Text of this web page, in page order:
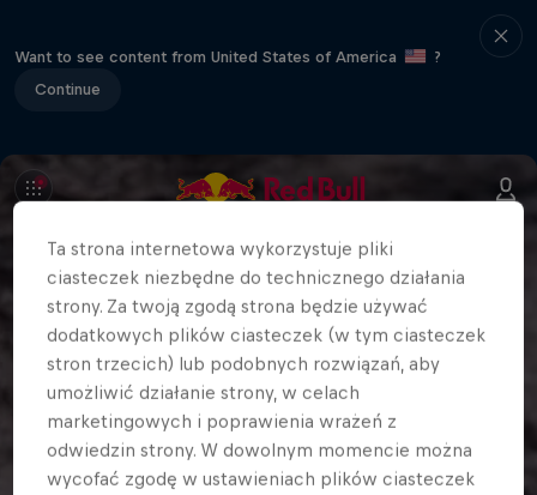
Want to see content from United States of America
?
Continue
Ta strona internetowa wykorzystuje pliki
ciasteczek niezbędne do technicznego działania
strony. Za twoją zgodą strona będzie używać
dodatkowych plików ciasteczek (w tym ciasteczek
stron trzecich) lub podobnych rozwiązań, aby
umożliwić działanie strony, w celach
marketingowych i poprawienia wrażeń z
odwiedzin strony. W dowolnym momencie można
wycofać zgodę w ustawieniach plików ciasteczek